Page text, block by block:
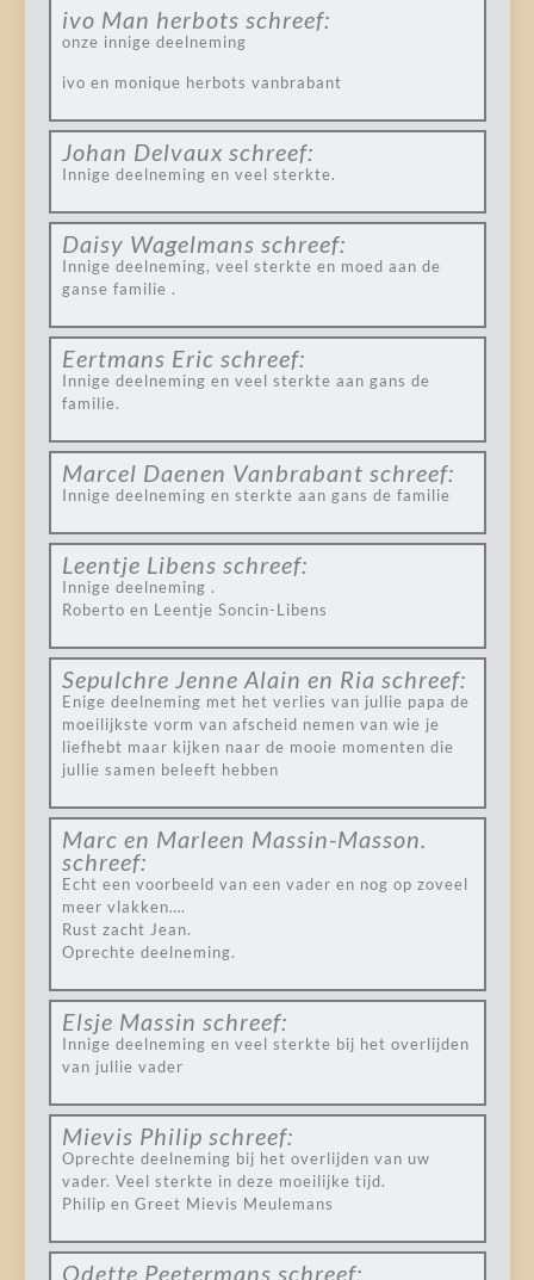
ivo Man herbots schreef:
onze innige deelneming
ivo en monique herbots vanbrabant
Johan Delvaux schreef:
Innige deelneming en veel sterkte.
Daisy Wagelmans schreef:
Innige deelneming, veel sterkte en moed aan de
ganse familie .
Eertmans Eric schreef:
Innige deelneming en veel sterkte aan gans de
familie.
Marcel Daenen Vanbrabant schreef:
Innige deelneming en sterkte aan gans de familie
Leentje Libens schreef:
Innige deelneming .
Roberto en Leentje Soncin-Libens
Sepulchre Jenne Alain en Ria schreef:
Enige deelneming met het verlies van jullie papa de
moeilijkste vorm van afscheid nemen van wie je
liefhebt maar kijken naar de mooie momenten die
jullie samen beleeft hebben
Marc en Marleen Massin-Masson.
schreef:
Echt een voorbeeld van een vader en nog op zoveel
meer vlakken….
Rust zacht Jean.
Oprechte deelneming.
Elsje Massin schreef:
Innige deelneming en veel sterkte bij het overlijden
van jullie vader
Mievis Philip schreef:
Oprechte deelneming bij het overlijden van uw
vader. Veel sterkte in deze moeilijke tijd.
Philip en Greet Mievis Meulemans
Odette Peetermans schreef: